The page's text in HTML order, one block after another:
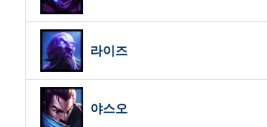
라이즈
야스오